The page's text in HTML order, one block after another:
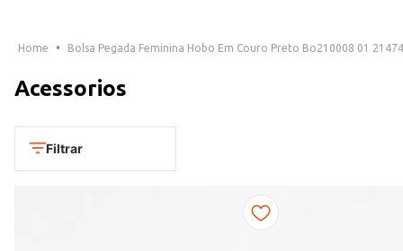
Bolsa Pegada Feminina Hobo Em Couro Preto Bo210008 01
Acessorios
Filtrar